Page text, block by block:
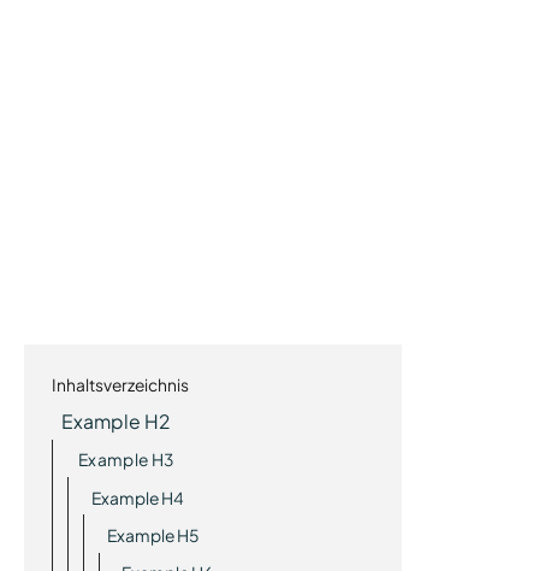
Inhaltsverzeichnis
Example H2
Example H3
Example H4
Example H5